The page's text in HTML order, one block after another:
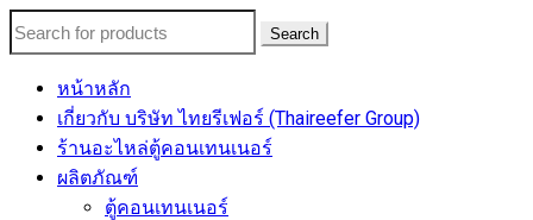
Search
หน้าหลัก
เกี่ยวกับ บริษัท ไทยรีเฟอร์ (Thaireefer Group)
ร้านอะไหล่ตู้คอนเทนเนอร์
ผลิตภัณฑ์
ตู้คอนเทนเนอร์